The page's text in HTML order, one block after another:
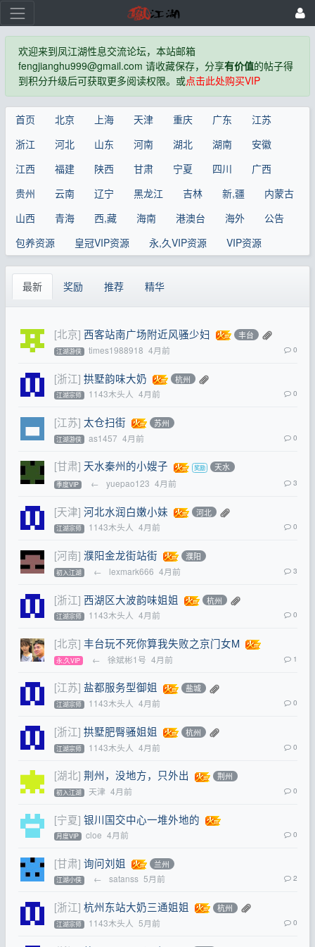
欢迎来到凤江湖性息交流论坛，本站邮箱
fengjianghu999@gmail.com 请收藏保存，分享有价值的帖子得
到积分升级后可获取更多阅读权限。或点击此处购买VIP
首页 北京 上海 天津 重庆 广东
江苏
浙江
河北 山东 河南 湖北 湖南
安徽
江西
福建 陕西 甘肃 宁夏 四川
广西
贵州
云南 辽宁 黑龙江 吉林 新,疆
内蒙古
山西
青海 西,藏 海南 港澳台 海外
公告
包养资源
皇冠VIP资源 永,久VIP资源 VIP资源
最新 奖励 推荐 精华
[北京] 西客站南广场附近风骚少妇 丰台
江湖游侠 times1988918 4月前 0
[浙江] 拱墅韵味大奶 杭州
江湖宗师 1143木头人 4月前 0
[江苏] 太仓扫街 苏州
江湖游侠 as1457 4月前 0
[甘肃] 天水秦州的小嫂子 天水
季度VIP ← yuepao123 4月前 3
[天津] 河北水润白嫩小妹 河北
江湖宗师 1143木头人 4月前 0
[河南] 濮阳金龙街站街 濮阳
初入江湖 ← lexmark666 4月前 3
[浙江] 西湖区大波韵味姐姐 杭州
江湖宗师 1143木头人 4月前 0
[北京] 丰台玩不死你算我失败之京门女M
永,久VIP ← 徐斌彬1号 4月前 1
[江苏] 盐都服务型御姐 盐城
江湖宗师 1143木头人 4月前 0
[浙江] 拱墅肥臀骚姐姐 杭州
江湖宗师 1143木头人 4月前 0
[湖北] 荆州，没地方，只外出 荆州
初入江湖 天津 4月前 0
[宁夏] 银川国交中心一堆外地的
月度VIP cloe 4月前 0
[甘肃] 询问刘姐 兰州
江湖小侠 ← satanss 5月前 2
[浙江] 杭州东站大奶三通姐姐 杭州
江湖宗师 1143木头人 5月前 0